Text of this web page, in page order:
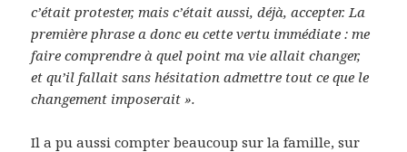
c’était protester, mais c’était aussi, déjà, accepter. La
première phrase a donc eu cette vertu immédiate : me
faire comprendre à quel point ma vie allait changer,
et qu’il fallait sans hésitation admettre tout ce que le
changement imposerait ».
Il a pu aussi compter beaucoup sur la famille, sur